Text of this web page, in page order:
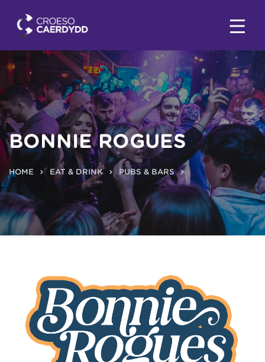
BONNIE ROGUES
HOME EAT & DRINK PUBS & BARS